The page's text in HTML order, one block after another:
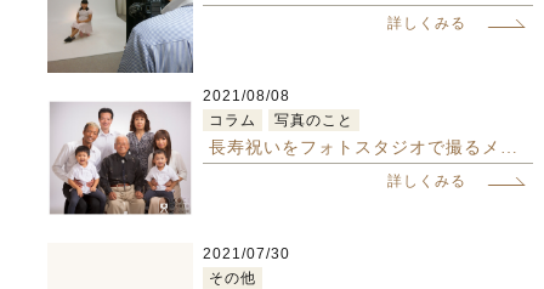
詳しくみる
2021/08/08
コラム
写真のこと
長寿祝いをフォトスタジオで撮るメリットとは
詳しくみる
2021/07/30
その他